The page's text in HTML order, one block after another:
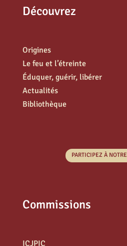
Découvrez
Origines
Le feu et l’étreinte
Éduquer, guérir, libérer
Actualités
Bibliothèque
PARTICIPEZ À
Commissions
ICJPIC